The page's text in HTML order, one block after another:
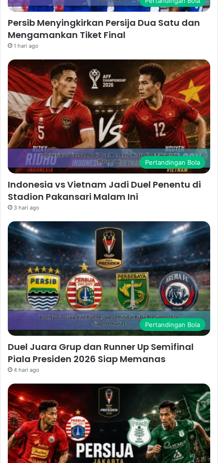
Persib Menyingkirkan Persija Dua Satu dan
Mengamankan Tiket Final
1 hari ago
Pertandingan Bola
Indonesia vs Vietnam Jadi Duel Penentu di
Stadion Pakansari Malam Ini
3 hari ago
Pertandingan Bola
Duel Juara Grup dan Runner Up Semifinal
Piala Presiden 2026 Siap Memanas
4 hari ago